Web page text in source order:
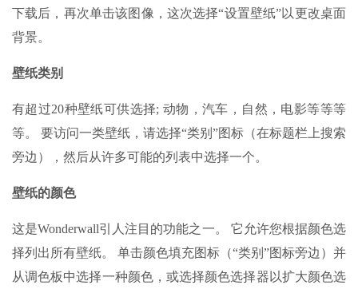
下载后，再次单击该图像，这次选择“设置壁纸”以更改桌面
背景。
壁纸类别
有超过20种壁纸可供选择; 动物，汽车，自然，电影等等等
等。 要访问一类壁纸，请选择“类别”图标（在标题栏上搜索
旁边），然后从许多可能的列表中选择一个。
壁纸的颜色
这是Wonderwall引人注目的功能之一。 它允许您根据颜色选
择列出所有壁纸。 单击颜色填充图标（“类别”图标旁边）并
从调色板中选择一种颜色，或选择颜色选择器以扩大颜色选